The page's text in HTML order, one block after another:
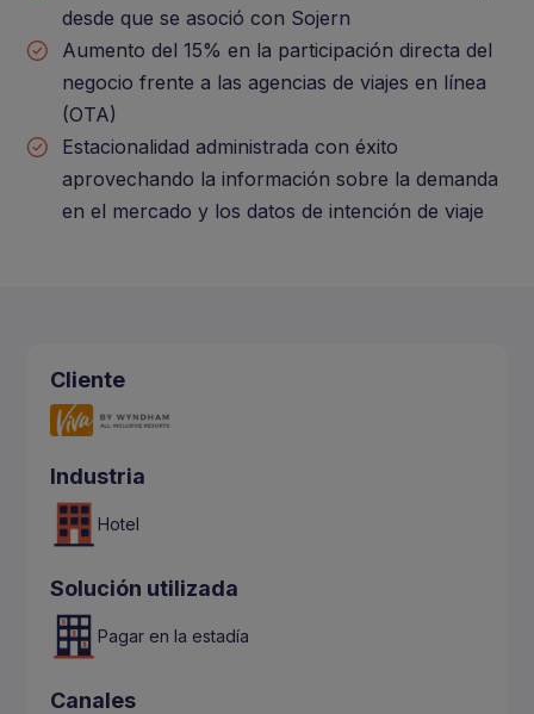
desde que se asoció con Sojern
Aumento del 15% en la participación directa del
negocio frente a las agencias de viajes en línea
(OTA)
Estacionalidad administrada con éxito
aprovechando la información sobre la demanda
en el mercado y los datos de intención de viaje
Cliente
Industria
Hotel
Solución utilizada
Pagar en la estadía
Canales